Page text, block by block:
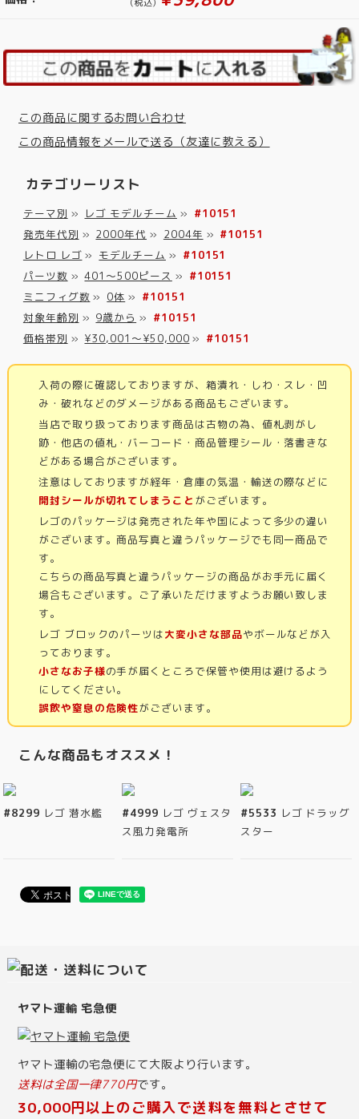
この商品に関するお問い合わせ
この商品情報をメールで送る（友達に教える）
カテゴリーリスト
テーマ別 » レゴ モデルチーム » #10151
発売年代別 » 2000年代 » 2004年 » #10151
レトロ レゴ » モデルチーム » #10151
パーツ数 » 401～500ピース » #10151
ミニフィグ数 » 0体 » #10151
対象年齢別 » 9歳から » #10151
価格帯別 » ¥30,001～¥50,000 » #10151
入荷の際に確認しておりますが、箱潰れ・しわ・スレ・凹
み・破れなどのダメージがある商品もございます。
当店で取り扱っております商品は古物の為、値札剥がし
跡・他店の値札・バーコード・商品管理シール・落書きな
どがある場合がございます。
注意はしておりますが経年・倉庫の気温・輸送の際などに
開封シールが切れてしまうこと がございます。
レゴのパッケージは発売された年や国によって多少の違い
がございます。商品写真と違うパッケージでも同一商品で
す。
こちらの商品写真と違うパッケージの商品がお手元に届く
場合もございます。ご了承いただけますようお願い致しま
す。
レゴ ブロックのパーツは大変小さな部品やボールなどが入
っております。
小さなお子様の手が届くところで保管や使用は避けるよう
にしてください。
誤飲や窒息の危険性がございます。
こんな商品もオススメ！
#8299 レゴ 潜水艦 #4999 レゴ ヴェスタ
ス風力発電所
#5533 レゴ ドラッグ
スター
ヤマト運輸 宅急便
ヤマト運輸の宅急便にて大阪より行います。
送料は全国一律770円です。
30,000円以上のご購入で送料を無料とさせて